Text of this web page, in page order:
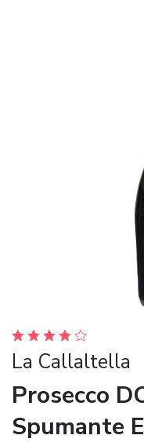
La Callaltella
Prosecco
Spumante